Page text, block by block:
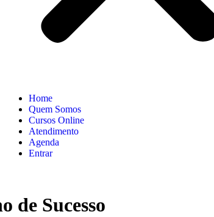
Home
Quem Somos
Cursos Online
Atendimento
Agenda
Entrar
de Sucesso